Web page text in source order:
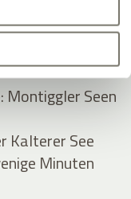
zum Lesen,
Montiggler Seen
Kalterer See
Minuten